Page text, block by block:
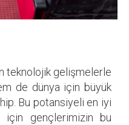
teknolojik gelişmelerle
de dünya için büyük
Bu potansiyeli en iyi
için gençlerimizin bu